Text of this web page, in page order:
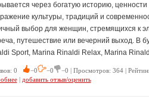
через богатую историю,
культуры, традиций и
выбор для женщин, стремящихся к
путешествие или вечерний выход. В
Sport, Marina Rinaldi Relax, Marina
0 −0 −0 −0 | Просмотров: 364 |
| добавить отзыв/оценить